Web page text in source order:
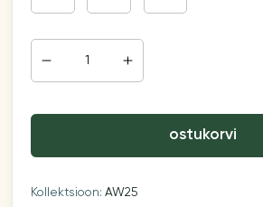
ostukorvi
Kollektsioon:AW25